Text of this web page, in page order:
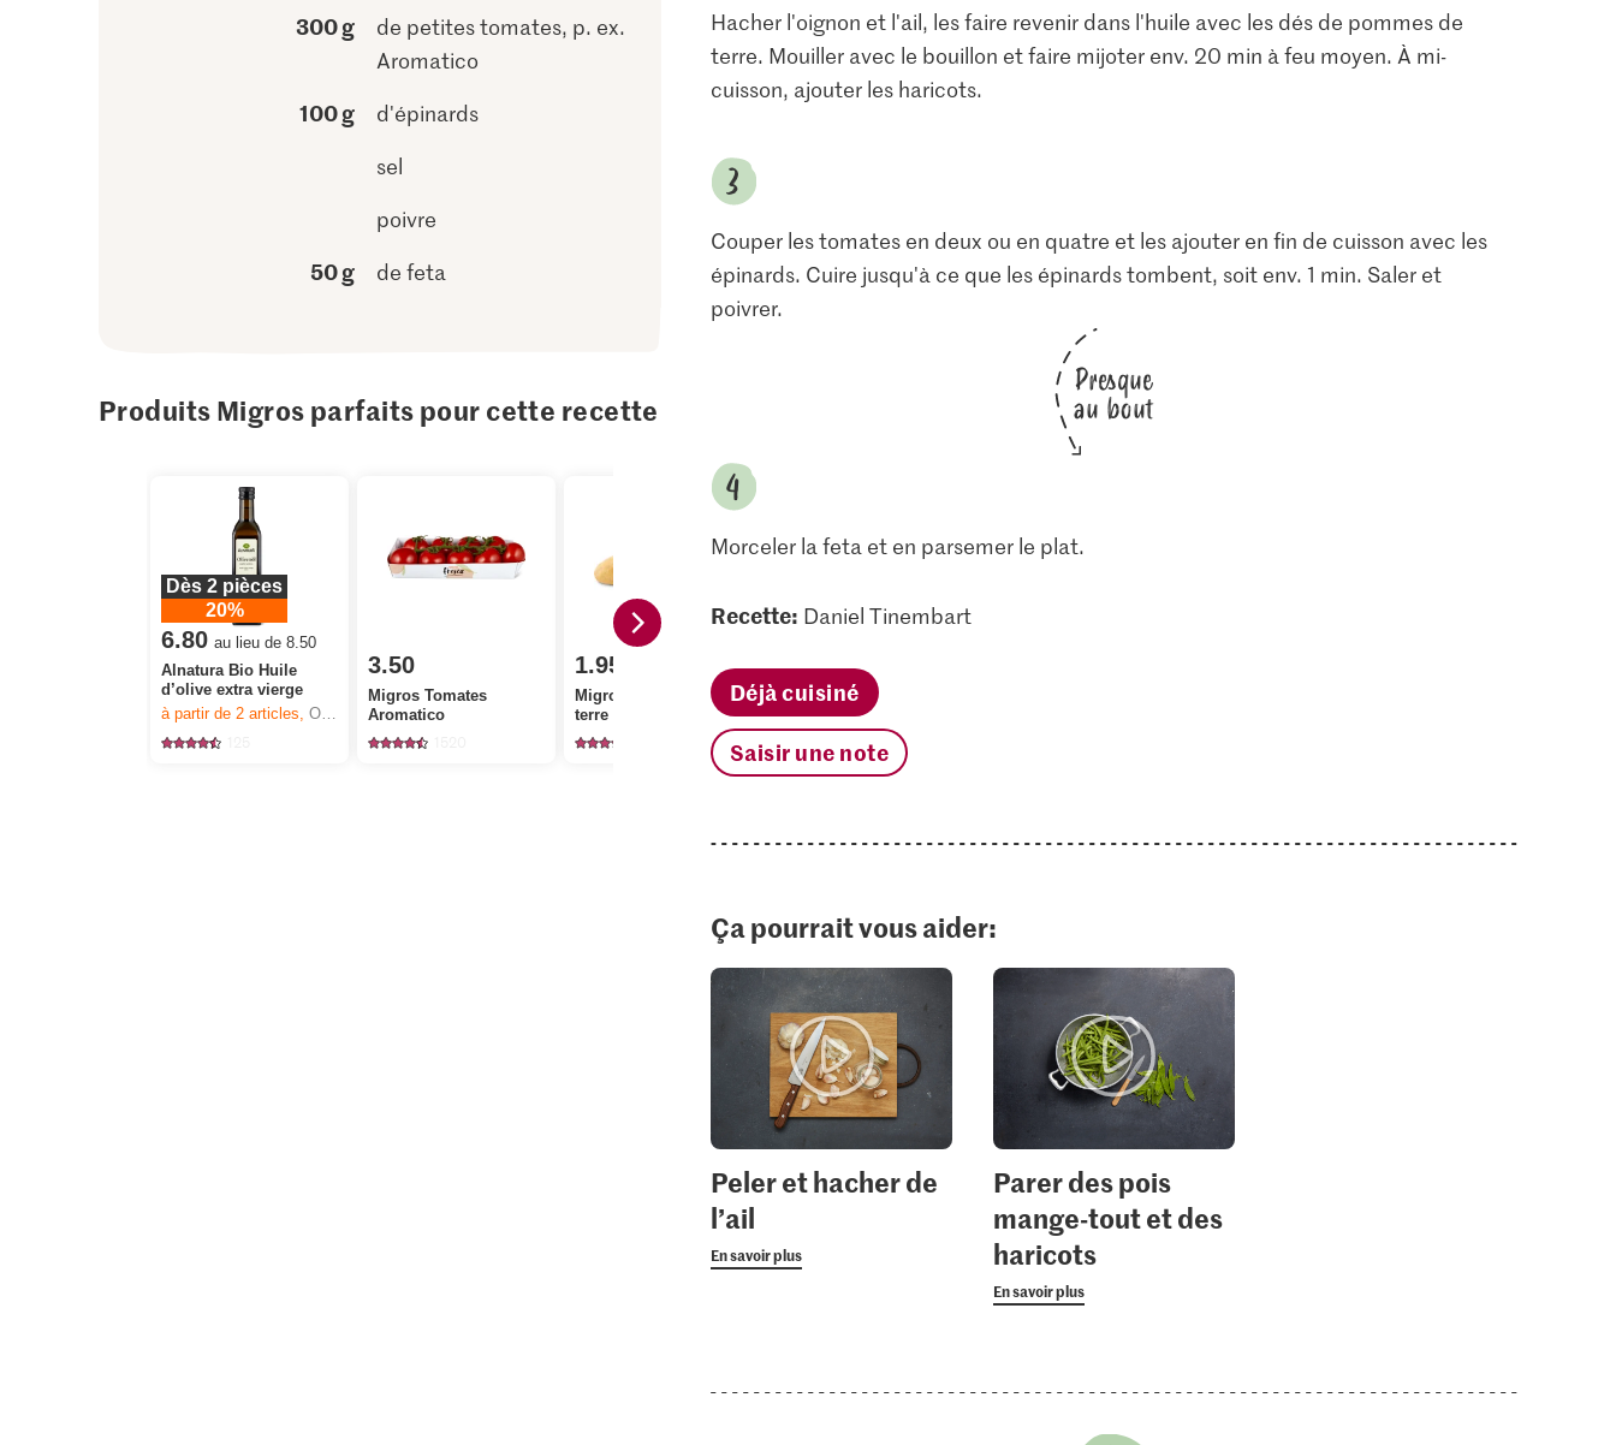
300 g
de petites tomates, p. ex.
Aromatico
100 g
d'épinards
sel
poivre
50 g de feta
Produits Migros parfaits pour cette recette
Dès 2 pièces
20%
6.80 au lieu de 8.50
Alnatura Bio Huile
d’olive extra vierge
à partir de 2articles,Offre valable du 6.8 au 12.8.2026, jusqu’à épuisement du stock.
3.50
Migros Tomates
Aromatico
1.95
Migros Pommes de
terre à chair ferme
Prix du jour
Migros Haricots
1242
Hacher l'oignon et l'ail, les faire revenir dans l'huile avec les dés de pommes de
terre. Mouiller avec le bouillon et faire mijoter env. 20 min à feu moyen. À mi-
cuisson, ajouter les haricots.
Couper les tomates en deux ou en quatre et les ajouter en fin de cuisson avec les
épinards. Cuire jusqu'à ce que les épinards tombent, soit env. 1 min. Saler et
poivrer.
Presque
au bout
Morceler la feta et en parsemer le plat.
Recette: Daniel Tinembart
Déjà cuisiné
Saisir une note
Ça pourrait vous aider:
Peler et hacher de
l’ail
En savoir plus
Parer des pois
mange-tout et des
haricots
En savoir plus